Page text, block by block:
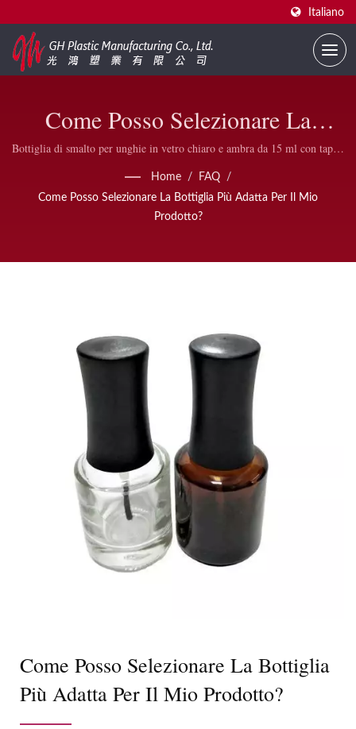
Italiano
Come Posso Selezionare La
Bottiglia Più Adatta Per Il Mio
Prodotto? | Imballaggio Per
Smalto Per Unghie Conforme Alla
Bottiglia di smalto per unghie in vetro chiaro e ambra da 15 ml con tappo
personalizzata disponibile | GH Plastic
Home / FAQ
/
Come Posso Selezionare La Bottiglia Più Adatta Per Il Mio
Prodotto?
Come Posso Selezionare La Bottiglia
Più Adatta Per Il Mio Prodotto?